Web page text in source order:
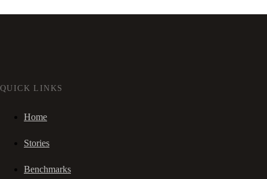
QUICK LINKS
Home
Stories
Benchmarks